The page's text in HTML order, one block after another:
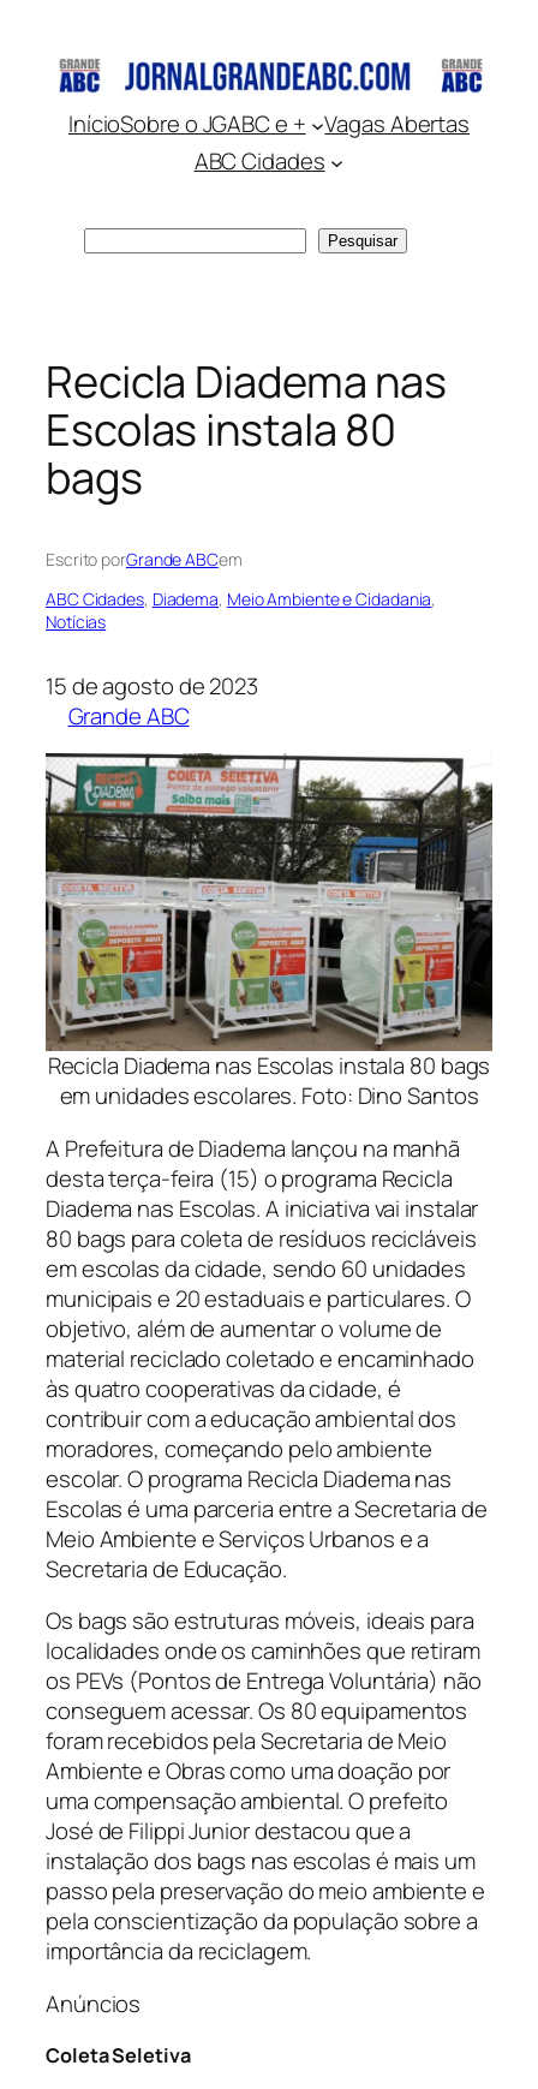
conteúdo
InícioSobre o JGABC e +
Vagas Abertas
ABC Cidades
Pesquisar
Recicla Diadema nas
Escolas instala 80
bags
Escrito porGrande ABCem
ABC Cidades, Diadema, Meio Ambiente e Cidadania
Notícias
15 de agosto de 2023
Grande ABC
Recicla Diadema nas Escolas instala 80 bags
em unidades escolares. Foto: Dino Santos
A Prefeitura de Diadema lançou na manhã
desta terça-feira (15) o programa Recicla
Diadema nas Escolas. A iniciativa vai instalar
80 bags para coleta de resíduos recicláveis
em escolas da cidade, sendo 60 unidades
municipais e 20 estaduais e particulares. O
objetivo, além de aumentar o volume de
material reciclado coletado e encaminhado
às quatro cooperativas da cidade, é
contribuir com a educação ambiental dos
moradores, começando pelo ambiente
escolar. O programa Recicla Diadema nas
Escolas é uma parceria entre a Secretaria de
Meio Ambiente e Serviços Urbanos e a
Secretaria de Educação.
Os bags são estruturas móveis, ideais para
localidades onde os caminhões que retiram
os PEVs (Pontos de Entrega Voluntária) não
conseguem acessar. Os 80 equipamentos
foram recebidos pela Secretaria de Meio
Ambiente e Obras como uma doação por
uma compensação ambiental. O prefeito
José de Filippi Junior destacou que a
instalação dos bags nas escolas é mais um
passo pela preservação do meio ambiente e
pela conscientização da população sobre a
importância da reciclagem.
Anúncios
Coleta Seletiva